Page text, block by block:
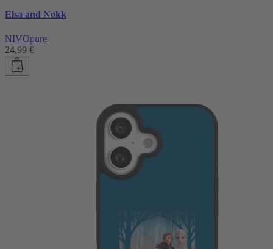
Elsa and Nokk
NIVOpure
24,99 €